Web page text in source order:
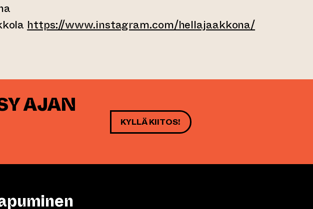
https://www.instagram.com/hellajaakkona/
toiseen verkkopalveluun)
AJAN
KYLLÄ KIITOS!